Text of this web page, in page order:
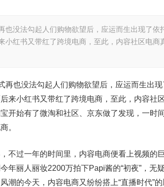
没法勾起人们购物欲望后，应运而生出现了依
红书又带红了跨境电商，至此，内容社区电商
再也没法勾起人们购物欲望后，应运而生出
来小红书又带红了跨境电商，至此，内容社
开始有了微淘和社区、京东做了发现，一时
。
不过一年的时间里，内容电商便看上视频的
年丽人丽妆2200万拍下Papi酱的“初夜”，无
潮的今天，内容电商又纷纷搭上“直播时代”